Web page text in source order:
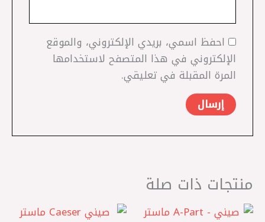
احفظ اسمي، بريدي الإلكتروني، والموقع
الإلكتروني في هذا المتصفح لاستخدامها
المرة المقبلة في تعليقي.
منتجات ذات صلة